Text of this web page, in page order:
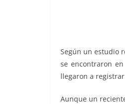
Según un estudio
se encontraron
llegaron a
Aunque un